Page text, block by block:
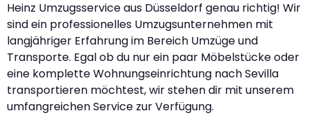
Heinz Umzugsservice aus Düsseldorf genau richtig! Wir
sind ein professionelles Umzugsunternehmen mit
langjähriger Erfahrung im Bereich Umzüge und
Transporte. Egal ob du nur ein paar Möbelstücke oder
eine komplette Wohnungseinrichtung nach Sevilla
transportieren möchtest, wir stehen dir mit unserem
umfangreichen Service zur Verfügung.